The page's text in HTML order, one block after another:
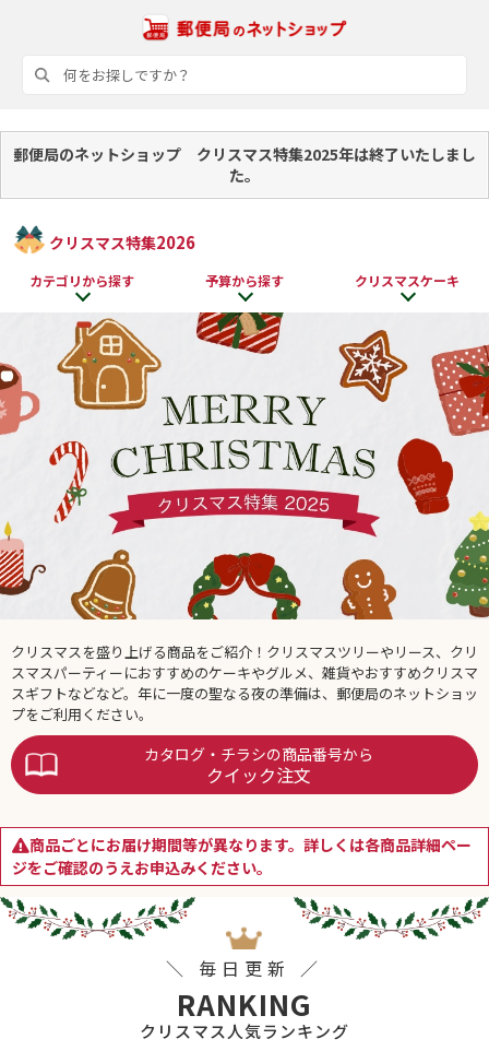
郵便局のネットショップ クリスマス特集2025年は終了いたしまし
た。
クリスマス特集2026
カテゴリから探す 予算から探す クリスマスケーキ
クリスマスを盛り上げる商品をご紹介！クリスマスツリーやリース、クリ
スマスパーティーにおすすめのケーキやグルメ、雑貨やおすすめクリスマ
スギフトなどなど。年に一度の聖なる夜の準備は、郵便局のネットショッ
プをご利用ください。
カタログ・チラシの商品番号から
クイック注文
商品ごとにお届け期間等が異なります。詳しくは各商品詳細ペー
ジをご確認のうえお申込みください。
＼ 毎日更新 ／
RANKING
クリスマス人気ランキング